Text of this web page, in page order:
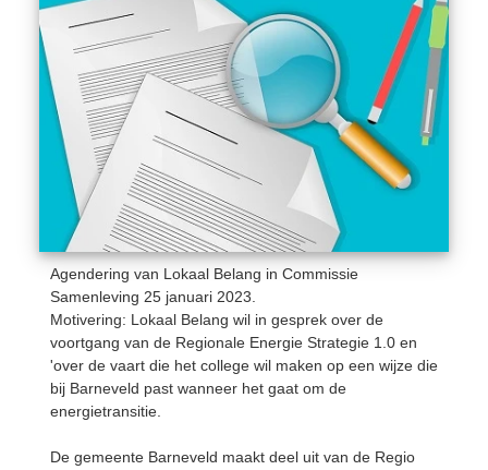
Agendering van Lokaal Belang in Commissie
Samenleving 25 januari 2023.
Motivering: Lokaal Belang wil in gesprek over de
voortgang van de Regionale Energie Strategie 1.0 en
'over de vaart die het college wil maken op een wijze die
bij Barneveld past wanneer het gaat om de
energietransitie.
De gemeente Barneveld maakt deel uit van de Regio